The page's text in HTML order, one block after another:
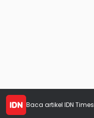
Baca artikel IDN Times